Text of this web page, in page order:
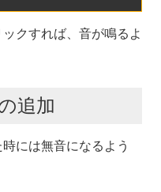
クすれば、音が鳴るよ
追加
には無音になるよう